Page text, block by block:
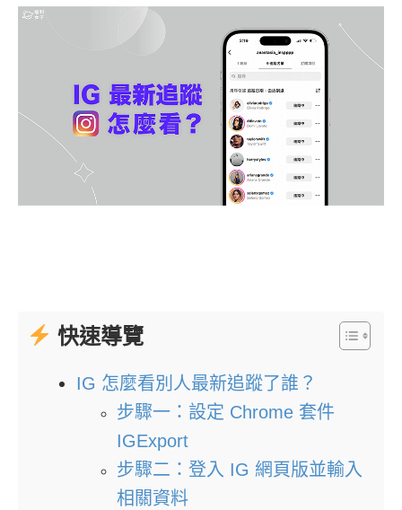
快速導覽
IG 怎麼看別人最新追蹤了誰？
步驟一：設定 Chrome 套件
IGExport
步驟二：登入 IG 網頁版並輸入
相關資料